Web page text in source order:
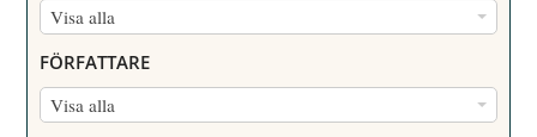
Visa alla
N
M
M
FÖRFATTARE
Visa alla